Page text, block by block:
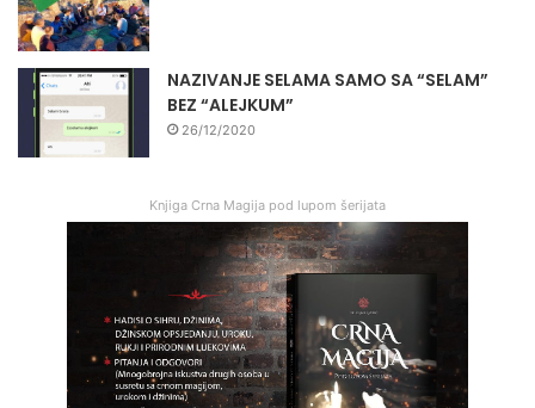
NAZIVANJE SELAMA SAMO SA “SELAM”
BEZ “ALEJKUM”
26/12/2020
Knjiga Crna Magija pod lupom šerijata